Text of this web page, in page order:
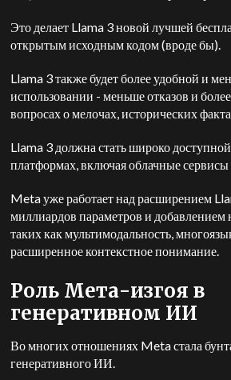
Это делает Llama 3 новой лучшей
открытым исходным кодом (вроде бы).
Llama 3 также будет более удобной и
использовании - меньше отказов и
вопросах о мелочах, исторических
Llama 3 должна стать широко
платформах, включая облачные
Meta уже работает над расширением
миллиардов параметров и
таких как мультимодальность,
расширенное контекстное понимание.
Роль Мета-изгоя в
генеративном ИИ
Во многих отношениях Meta стала
генеративного ИИ.